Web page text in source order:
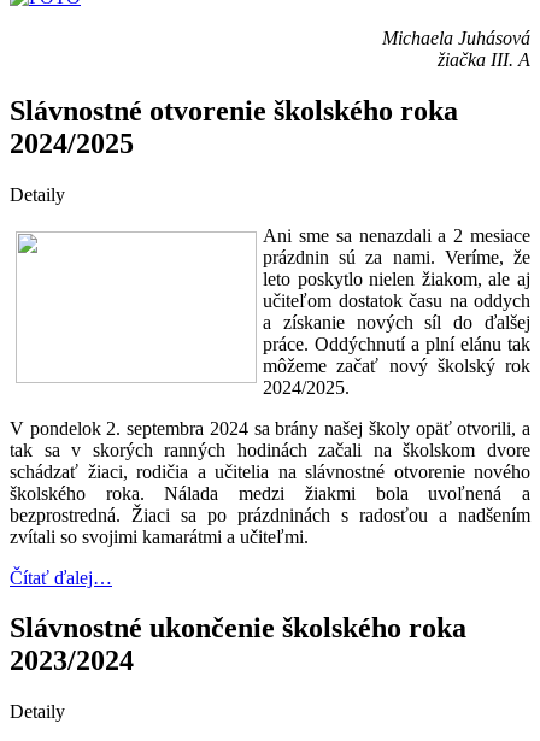
Michaela Juhásová
žiačka III. A
Slávnostné otvorenie školského roka
2024/2025
Detaily
Ani sme sa nenazdali a 2 mesiace
prázdnin sú za nami. Veríme, že
leto poskytlo nielen žiakom, ale aj
učiteľom dostatok času na oddych
a získanie nových síl do ďalšej
práce. Oddýchnutí a plní elánu tak
môžeme začať nový školský rok
2024/2025.
V pondelok 2. septembra 2024 sa brány našej školy opäť otvorili, a
tak sa v skorých ranných hodinách začali na školskom dvore
schádzať žiaci, rodičia a učitelia na slávnostné otvorenie nového
školského roka. Nálada medzi žiakmi bola uvoľnená a
bezprostredná. Žiaci sa po prázdninách s radosťou a nadšením
zvítali so svojimi kamarátmi a učiteľmi.
Čítať ďalej…
Slávnostné ukončenie školského roka
2023/2024
Detaily